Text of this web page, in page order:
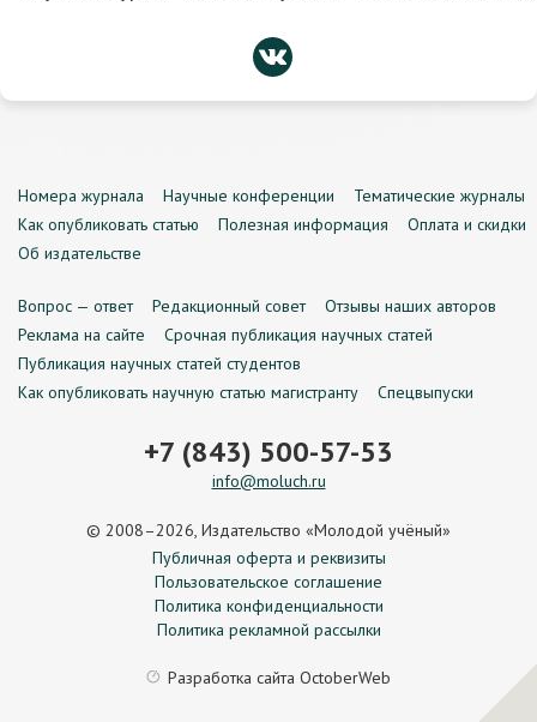
Номера журнала Научные конференции
Тематические журналы
Как опубликовать статью
Полезная информация
Оплата и скидки
Об издательстве
Вопрос — ответ Редакционный совет
Отзывы наших авторов
Реклама на сайте
Срочная публикация научных статей
Публикация научных статей студентов
Как опубликовать научную статью магистранту
Спецвыпуски
+7 (843) 500-57-53
info@moluch.ru
© 2008–2026, Издательство «Молодой учёный»
Публичная оферта и реквизиты
Пользовательское соглашение
Политика конфиденциальности
Политика рекламной рассылки
Разработка сайта OctoberWeb